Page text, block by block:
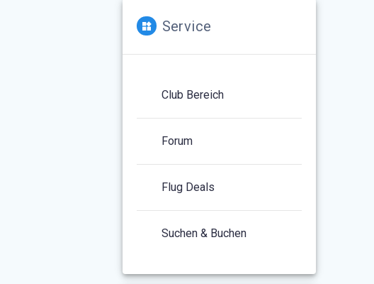
Service
Club Bereich
Forum
Flug Deals
Suchen & Buchen